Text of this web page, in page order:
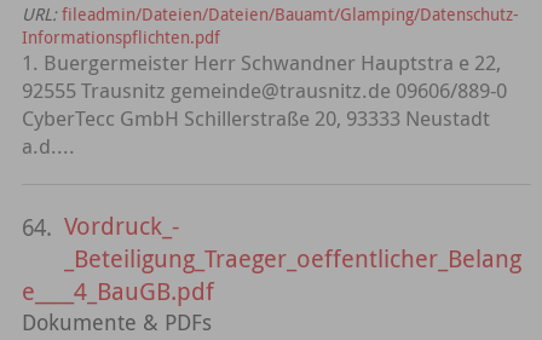
URL: fileadmin/Dateien/Dateien/Bauamt/Glamping/Datenschutz-
Informationspflichten.pdf
1. Buergermeister Herr Schwandner Hauptstra e 22,
92555 Trausnitz gemeinde@trausnitz.de 09606/889-0
CyberTecc GmbH Schillerstraße 20, 93333 Neustadt
a.d....
64. Vordruck_-
_Beteiligung_Traeger_oeffentlicher_Belang
e____4_BauGB.pdf
Dokumente & PDFs